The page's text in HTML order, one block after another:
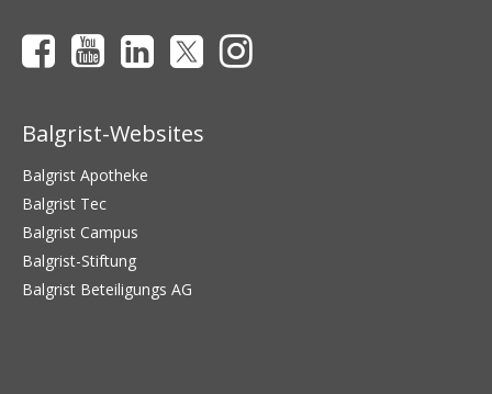
Balgrist-Websites
Balgrist Apotheke
Balgrist Tec
Balgrist Campus
Balgrist-Stiftung
Balgrist Beteiligungs AG